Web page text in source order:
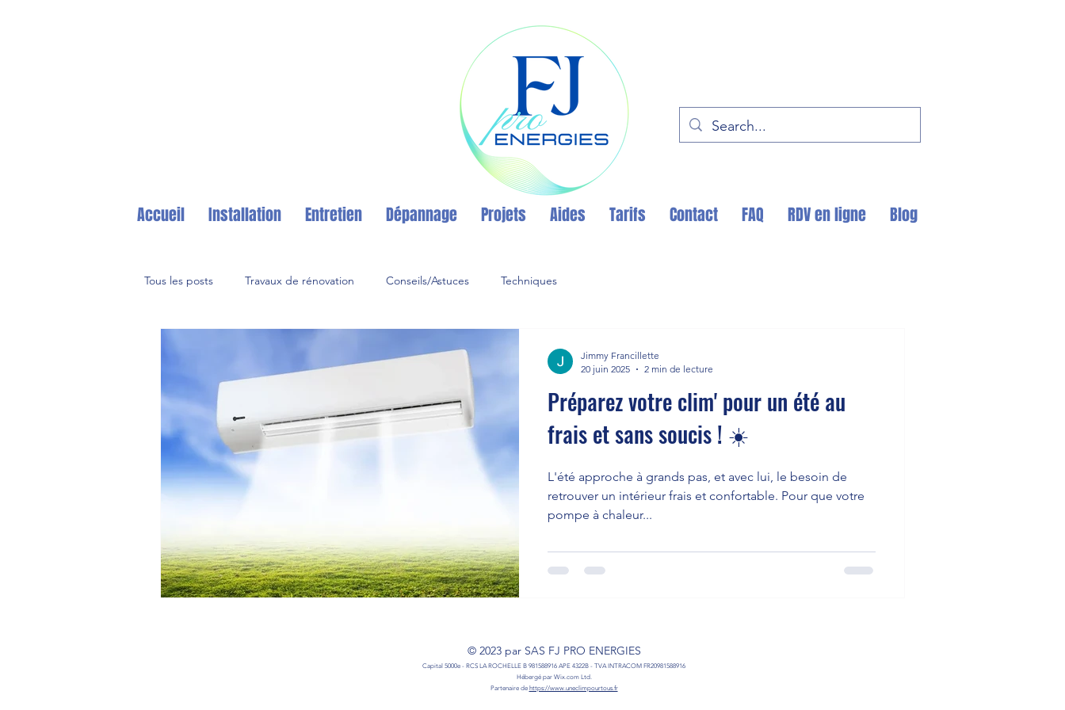
Accueil Installation Entretien Dépannage Projets Aides Tarifs Contact FAQ RDV en ligne Blog
Tous les posts Travaux de rénovation Conseils/Astuces Techniques
Préparez votre clim' pour un été au
frais et sans soucis ! ☀️
L'été approche à grands pas, et avec lui, le besoin de
retrouver un intérieur frais et confortable. Pour que votre
pompe à chaleur...
Jimmy Francillette
20 juin 2025
2 min de lecture
© 2023 par SAS FJ PRO ENERGIES
Capital 5000e - RCS LA ROCHELLE B 981588916 APE 4322B - TVA INTRACOM FR20981588916
Hébergé par Wix.com Ltd.
Partenaire de https://www.uneclimpourtous.fr